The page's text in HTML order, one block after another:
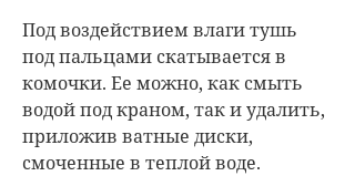
Под воздействием влаги тушь
под пальцами скатывается в
комочки. Ее можно, как смыть
водой под краном, так и удалить,
приложив ватные диски,
смоченные в теплой воде.